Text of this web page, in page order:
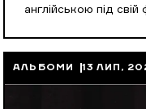
англійською під
АЛЬБОМИ 13 ЛИП,